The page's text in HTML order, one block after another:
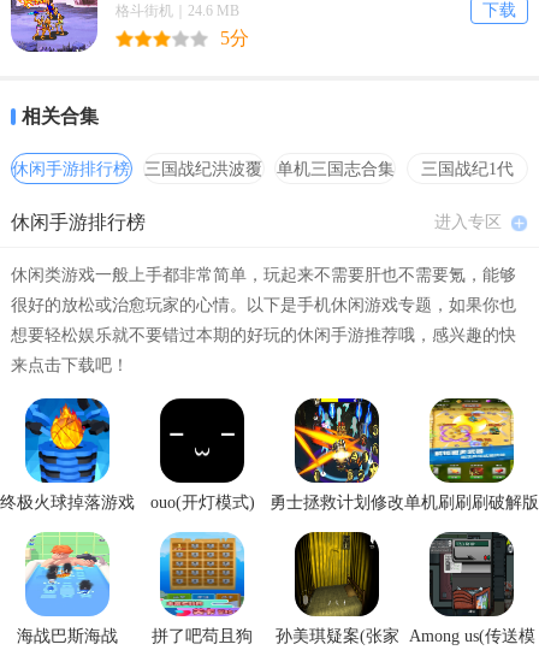
乐，满足用户的各种音乐需求。
C、FLAC、WAV等，满足用户不同的音频需求。
4. 社交分享功能：音久音乐还提供了社交分享功能，用户可以将自己
【音久音乐软件亮点】
1. 界面简洁美观：音久音乐的界面简洁美观，操作简单易用，让用户
可以更加方便地享受音乐。
2. 强大的搜索功能：音久音乐提供了强大的搜索功能，用户可以通过
关键词搜索找到自己喜欢的音乐。
3. 个性化推荐：音久音乐会根据用户的听歌历史和偏好，为用户推荐
相应的音乐，让用户享受到更加个性化的音乐体验。
4. 实时更新：音久音乐会实时更新最新的音乐动态和热门歌曲，让用
户随时了解最新的音乐趋势。
下载
格斗街机｜24.6 MB
5分
相关合集
休闲手游排行榜
三国战纪洪波覆
单机三国志合集
三国战纪1代
休闲手游排行榜 进入专区
休闲类游戏一般上手都非常简单，玩起来不需要肝也不需要氪，能够
很好的放松或治愈玩家的心情。以下是手机休闲游戏专题，如果你也
想要轻松娱乐就不要错过本期的好玩的休闲手游推荐哦，感兴趣的快
来点击下载吧！
终极火球掉落游戏
ouo(开灯模式)
勇士拯救计划修改单机刷刷刷破解版
海战巴斯海战 拼了吧苟且狗
孙美琪疑案(张家 Among us(传送模